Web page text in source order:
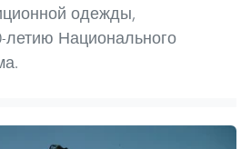
одежды,
летию Национального